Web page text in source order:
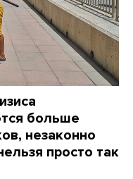
больше
незаконно
просто так